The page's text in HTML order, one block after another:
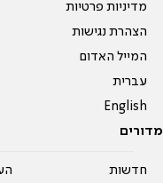
מדיניות פרטיות
הצהרת נגישות
המייל האדום
עברית
English
מדורים
חדשות